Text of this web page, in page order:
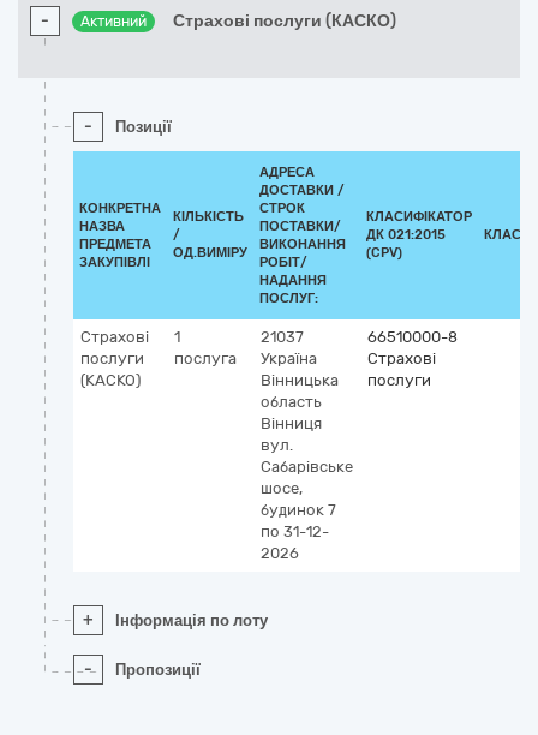
- Активний Страхові послуги (КАСКО)
- Позиції
КОНКРЕТНА
НАЗВА
ПРЕДМЕТА
ЗАКУПІВЛІ
КІЛЬКІСТЬ
/
ОД.ВИМІРУ
АДРЕСА
ДОСТАВКИ /
СТРОК
ПОСТАВКИ/
ВИКОНАННЯ
РОБІТ/
НАДАННЯ
ПОСЛУГ:
КЛАСИФІКАТОР
ДК 021:2015
(CPV)
Страхові
послуги
(КАСКО)
1
послуга
21037
Україна
Вінницька
область
Вінниця
вул.
Сабарівське
шосе,
будинок 7
по 31-12-
2026
66510000-8
Страхові
послуги
+ Інформація по лоту
- Пропозиції